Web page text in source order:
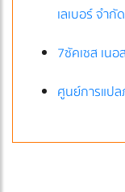
เลเบอร์ จำกัด
7ซัคเซส เนอ
ศูนย์การแปล